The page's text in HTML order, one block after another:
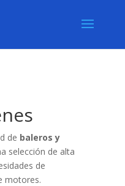
de baleros y
selección de alta
de
motores.